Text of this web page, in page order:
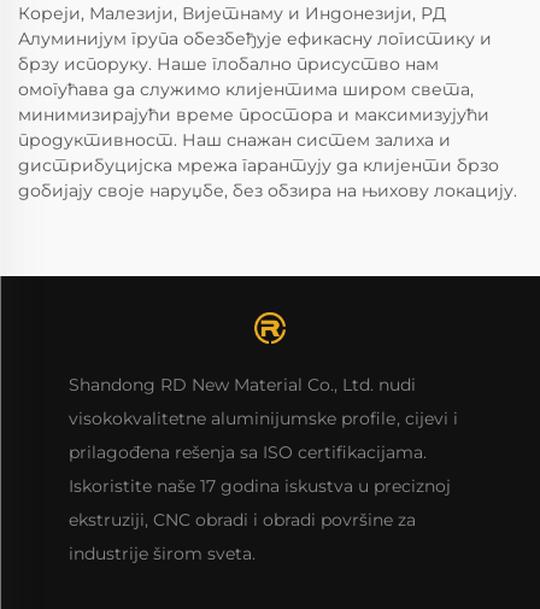
Кореји, Малезији, Вијетнаму и Индонезији, РД
Алуминијум група обезбеђује ефикасну логистику и
брзу испоруку. Наше глобално присуство нам
омогућава да служимо клијентима широм света,
минимизирајући време простора и максимизујући
продуктивност. Наш снажан систем залиха и
дистрибуцијска мрежа гарантују да клијенти брзо
добијају своје наруџбе, без обзира на њихову локацију.
Shandong RD New Material Co., Ltd. nudi
visokokvalitetne aluminijumske profilе, cijevi i
prilagođena rešenja sa ISO certifikacijama.
Iskoristite naše 17 godina iskustva u preciznoj
ekstruziji, CNC obradi i obradi površine za
industrije širom sveta.